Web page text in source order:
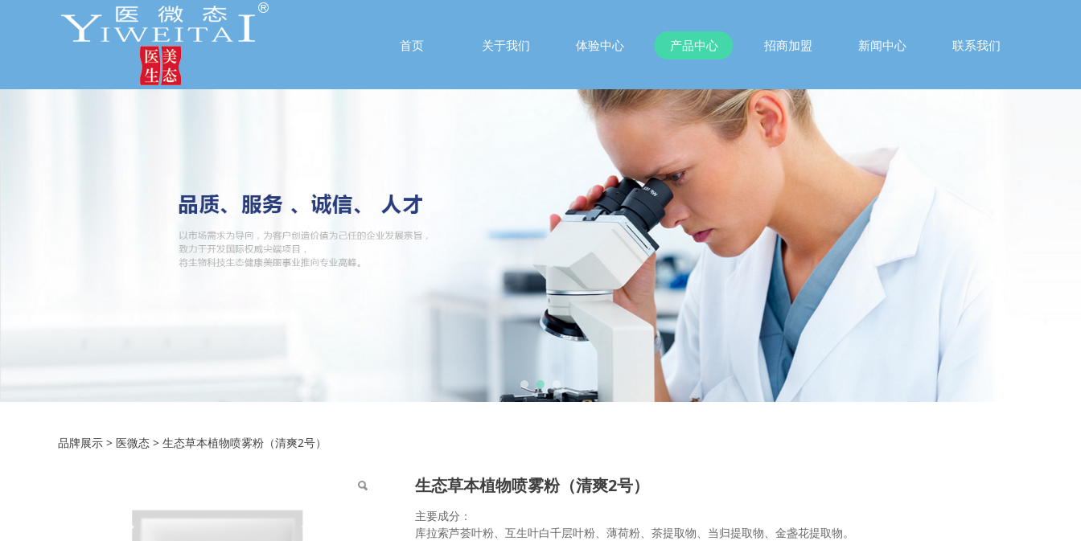
首页 关于我们 体验中心 产品中心 招商加盟 新闻中心 联系我们
生态草本植物喷雾粉（清爽2号）
品牌展示 > 医微态 > 生态草本植物喷雾粉（清爽2号）
生态草本植物喷雾粉（清爽2号）
主要成分：
库拉索芦荟叶粉、互生叶白千层叶粉、薄荷粉、茶提取物、当归提取物、金盏花提取物。